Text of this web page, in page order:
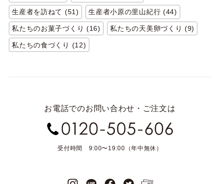
生産者を訪ねて (51) 生産者小原の里山紀行 (44)
私たちのお菓子づくり (16) 私たちの天美卵づくり (9)
私たちの食づくり (12)
お電話でのお問い合わせ・ご注文は
受付時間 9:00〜19:00（年中無休）